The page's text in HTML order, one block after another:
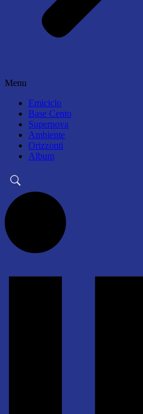
Menu
Emiciclo
Base Cento
Supernova
Ambiente
Orizzonti
Album